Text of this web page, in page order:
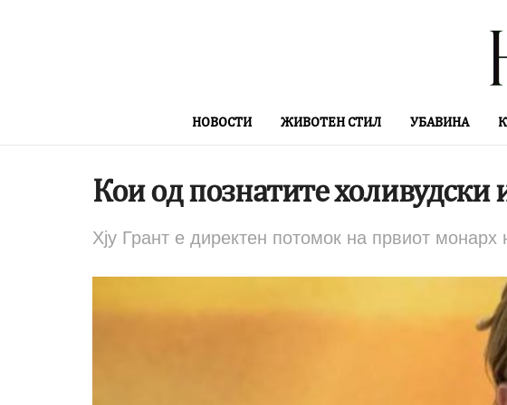
НОВОСТИ ЖИВОТЕН СТИЛ УБАВИНА
Кои од познатите
Хју Грант е директен потомок на првиот